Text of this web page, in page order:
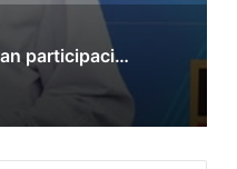
Gran participación de Argentina en el Panamericano de Taekwondo